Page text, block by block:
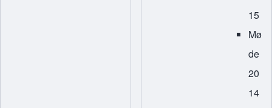
15
Mø
de
20
14